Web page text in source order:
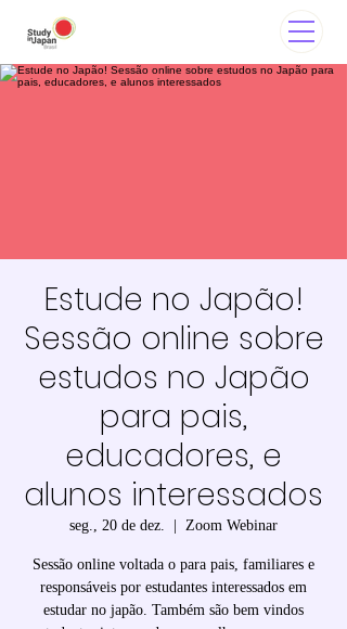
Estude no Japão!
Sessão online sobre
estudos no Japão
para pais,
educadores, e
alunos interessados
seg., 20 de dez. Zoom Webinar
Sessão online voltada o para pais, familiares e
responsáveis por estudantes interessados em
estudar no japão. Também são bem vindos